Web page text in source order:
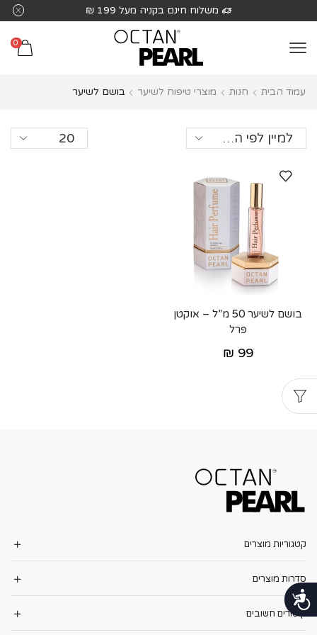
לֵב:
בְּאֲתָר
מַעֲרֶכֶת
בִּקְלִיק
הַמְּסַיַּעַת
לִנְגִישׁוּת
הָאֲתָר.
נגישות
משלוח חינם בקניה מעל 199 ₪
0
עמוד הבית חנות מוצרי טיפוח לשיער בושם לשיער
בושם לשיער 50 מ”ל – אוקטן
פרל
₪ 99
קטגוריות מוצרים
סדרות מוצרים
קישורים חשובים